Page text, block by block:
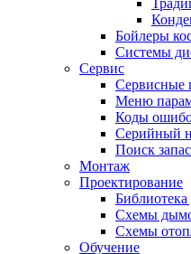
Бойлеры
Системы
Сервис
Сервисные
Меню
Коды
Серийный
Поиск
Монтаж
Проектирование
Схемы
Схемы
Обучение